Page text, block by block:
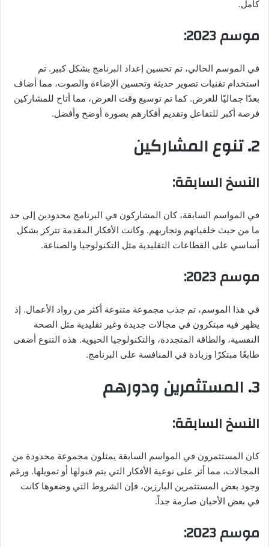
كامل.
موسم 2023:
في الموسم الحالي، تم تحسين إعداد البرنامج بشكل كبير. تم
استخدام تقنيات تصوير حديثة وتحسين الإضاءة والصوت، مما أضاف
بعدًا جماليًا للعرض. كما تم توسيع وقت العرض، مما أتاح للمشاركين
فرصة أكبر للتفاعل وتقديم أفكارهم بصورة أوضح وأفضل.
2. تنوع المشاركين
النسخ السابقة:
في المواسم السابقة، كان المشاركون في البرنامج محدودين إلى حد
ما من حيث خلفياتهم وتجاربهم. وكانت الأفكار المقدمة تتركز بشكل
أساسي على القطاعات التقليدية مثل التكنولوجيا والصناعة.
موسم 2023:
في هذا الموسم، تم جذب مجموعة متنوعة أكثر من رواد الأعمال. إذ
يظهر فيه مبتكرون في مجالات جديدة وغير تقليدية مثل الصحة
النفسية، والطاقة المتجددة، والتكنولوجيا الحيوية. هذه التنوع أضفى
طابعًا مبتكرًا وزيادة في المنافسة على البرنامج.
3. المستثمرين ودورهم
النسخ السابقة:
كان المستثمرون في المواسم السابقة يمثلون مجموعة محدودة من
المجالات، مما أثر على نوعية الأفكار التي يتم قبولها أو تمويلها. ورغم
وجود بعض المستثمرين البارزين، فإن الشروط التي وضعوها كانت
في بعض الأحيان صارمة جداً.
موسم 2023: